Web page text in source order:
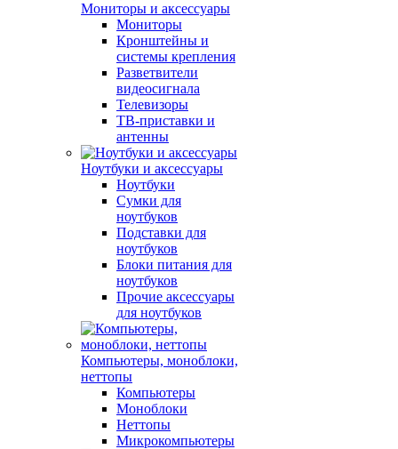
Мониторы и аксессуары
Мониторы
Кронштейны и
системы крепления
Разветвители
видеосигнала
Телевизоры
ТВ-приставки и
антенны
Ноутбуки и аксессуары
Ноутбуки
Сумки для
ноутбуков
Подставки для
ноутбуков
Блоки питания для
ноутбуков
Прочие аксессуары
для ноутбуков
Компьютеры, моноблоки,
неттопы
Компьютеры
Моноблоки
Неттопы
Микрокомпьютеры